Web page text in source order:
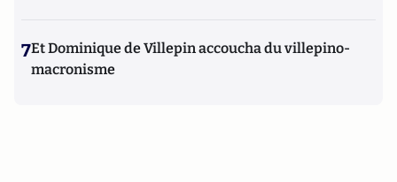
7Et Dominique de Villepin accoucha du villepino-
macronisme